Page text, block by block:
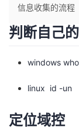
个
人
主
页
我
的
开
信息收集的流程
判断自己
windows
linux id -un
定位域控